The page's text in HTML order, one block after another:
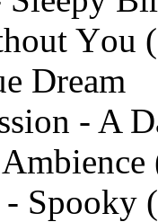
Drеаm
- A
Sрооky